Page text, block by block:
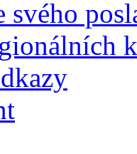
svého